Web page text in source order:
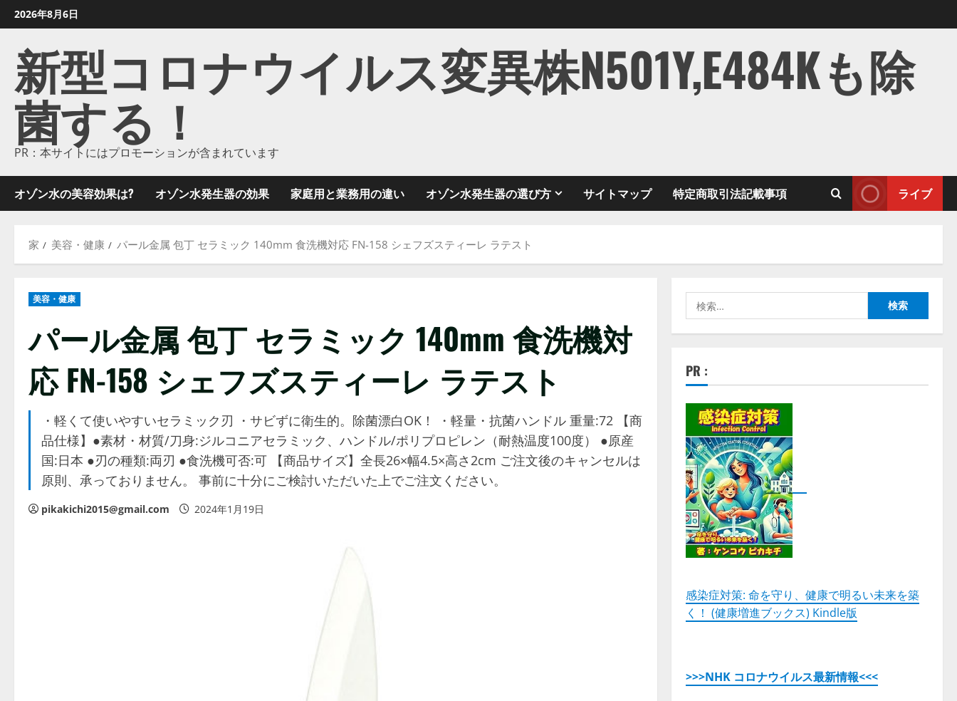
ン
2026年8月6日
新型コロナウイルス変異株N501Y,E484Kも除
菌する！
PR：本サイトにはプロモーションが含まれています
オゾン水の美容効果は? オゾン水発生器の効果 家庭用と業務用の違い オゾン水発生器の選び方 サイトマップ 特定商取引法記載事項 ライブ
家 美容・健康 パール金属 包丁 セラミック 140mm 食洗機対応 FN-158 シェフズスティーレ ラテスト
美容・健康
パール金属 包丁 セラミック 140mm 食洗機対
応 FN-158 シェフズスティーレ ラテスト
・軽くて使いやすいセラミック刃 ・サビずに衛生的。除菌漂白OK！ ・軽量・抗菌ハンドル 重量:72 【商
品仕様】●素材・材質/刀身:ジルコニアセラミック、ハンドル/ポリプロピレン（耐熱温度100度） ●原産
国:日本 ●刃の種類:両刃 ●食洗機可否:可 【商品サイズ】全長26×幅4.5×高さ2cm ご注文後のキャンセルは
原則、承っておりません。 事前に十分にご検討いただいた上でご注文ください。
pikakichi2015@gmail.com 2024年1月19日
索:
PR :
感染症対策: 命を守り、健康で明るい未来を築
く！ (健康増進ブックス) Kindle版
>>>NHK コロナウイルス最新情報<<<